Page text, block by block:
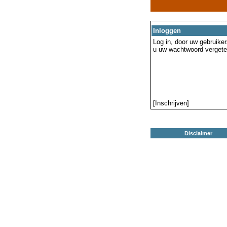
Inloggen
Log in, door uw
u uw wachtwoord
[Inschrijven]
Disclaimer